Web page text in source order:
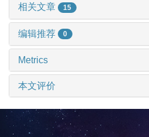
相关文章 15
编辑推荐 0
Metrics
本文评价